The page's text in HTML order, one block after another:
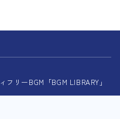
リーBGM「BGM LIBRARY」